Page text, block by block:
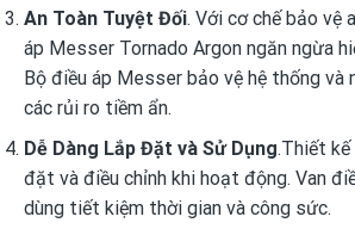
An Toàn Tuyệt Đối. Với cơ chế bảo vệ
áp Messer Tornado Argon ngăn ngừa
Bộ điều áp Messer bảo vệ hệ thống và
các rủi ro tiềm ẩn.
Dễ Dàng Lắp Đặt và Sử Dụng.Thiết kế
đặt và điều chỉnh khi hoạt động. Van
dùng tiết kiệm thời gian và công sức.